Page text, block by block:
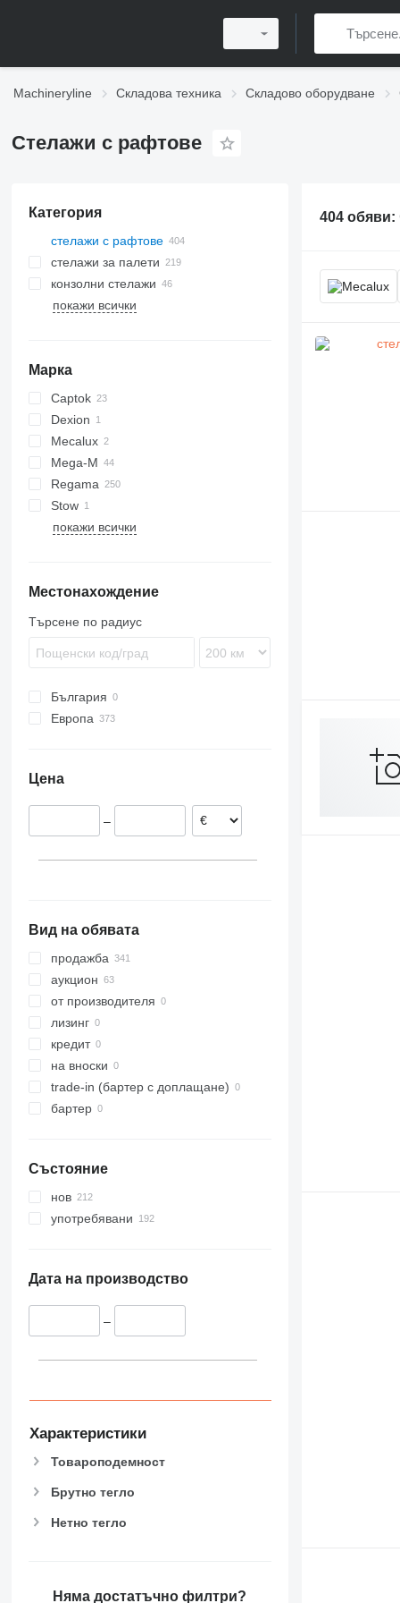
Machineryline Складова техника Складово оборудване
Стелажи с рафтове
Категория
стелажи с рафтове
стелажи за палети
конзолни стелажи
покажи всички
Марка
Captok
CK
Dexion
Mecalux
Mega-M
Regama
Stow
покажи всички
Местонахождение
Търсене по радиус
България
Европа
Великобритания
Нидерландия
Цена
–
Вид на обявата
продажба
аукцион
от производителя
лизинг
кредит
на вноски
trade-in (бартер с доплащане)
бартер
Състояние
нов
употребявани
Дата на производство
–
Характеристики
Товароподемност
Брутно тегло
Нетно тегло
Няма достатъчно филтри?
404 обяви: